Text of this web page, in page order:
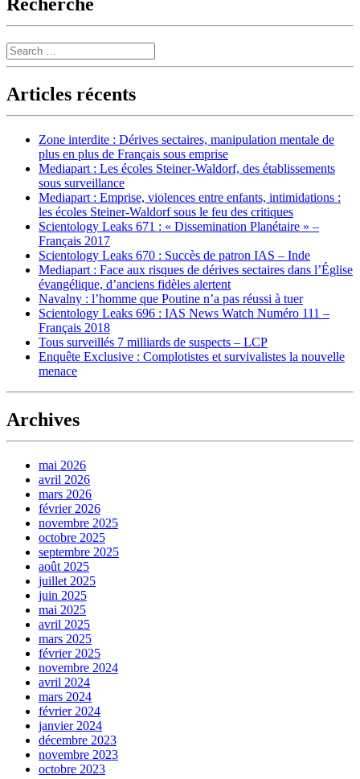
Recherche
Search
Articles récents
Zone interdite : Dérives sectaires, manipulation mentale de
plus en plus de Français sous emprise
Mediapart : Les écoles Steiner-Waldorf, des établissements
sous surveillance
Mediapart : Emprise, violences entre enfants, intimidations :
les écoles Steiner-Waldorf sous le feu des critiques
Scientology Leaks 671 : « Dissemination Planétaire » –
Français 2017
Scientology Leaks 670 : Succès de patron IAS – Inde
Mediapart : Face aux risques de dérives sectaires dans l’Église
évangélique, d’anciens fidèles alertent
Navalny : l’homme que Poutine n’a pas réussi à tuer
Scientology Leaks 696 : IAS News Watch Numéro 111 –
Français 2018
Tous surveillés 7 milliards de suspects – LCP
Enquête Exclusive : Complotistes et survivalistes la nouvelle
menace
Archives
mai 2026
avril 2026
mars 2026
février 2026
novembre 2025
octobre 2025
septembre 2025
août 2025
juillet 2025
juin 2025
mai 2025
avril 2025
mars 2025
février 2025
novembre 2024
avril 2024
mars 2024
février 2024
janvier 2024
décembre 2023
novembre 2023
octobre 2023